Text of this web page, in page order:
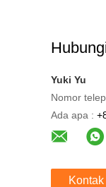
Yuki Yu
Nomor
Ada apa :
Kontak